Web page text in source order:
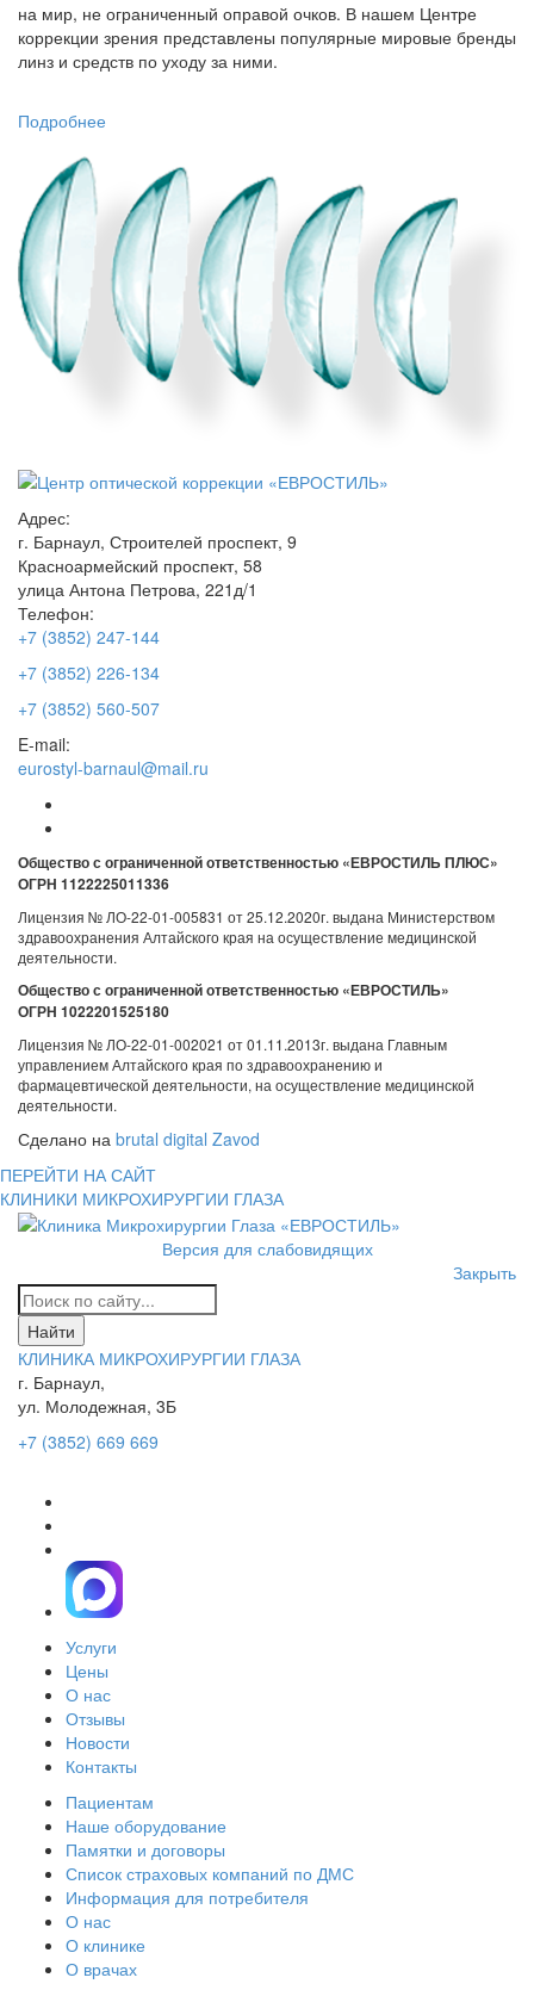
на мир, не ограниченный оправой очков. В нашем Центре
коррекции зрения представлены популярные мировые бренды
линз и средств по уходу за ними.
Подробнее
Адрес:
г. Барнаул, Строителей проспект, 9
Красноармейский проспект, 58
улица Антона Петрова, 221д/1
Телефон:
+7 (3852) 247-144
+7 (3852) 226-134
+7 (3852) 560-507
E-mail:
eurostyl-barnaul@mail.ru
Общество с ограниченной ответственностью «ЕВРОСТИЛЬ ПЛЮС»
ОГРН 1122225011336
Лицензия № ЛО-22-01-005831 от 25.12.2020г. выдана Министерством
здравоохранения Алтайского края на осуществление медицинской
деятельности.
Общество с ограниченной ответственностью «ЕВРОСТИЛЬ»
ОГРН 1022201525180
Лицензия № ЛО-22-01-002021 от 01.11.2013г. выдана Главным
управлением Алтайского края по здравоохранению и
фармацевтической деятельности, на осуществление медицинской
деятельности.
Сделано на brutal digital Zavod
ПЕРЕЙТИ НА САЙТ
КЛИНИКИ МИКРОХИРУРГИИ ГЛАЗА
Версия для слабовидящих
Закрыть
КЛИНИКА МИКРОХИРУРГИИ ГЛАЗА
г. Барнаул,
ул. Молодежная, 3Б
+7 (3852) 669 669
Услуги
Цены
О нас
Отзывы
Новости
Контакты
Пациентам
Наше оборудование
Памятки и договоры
Список страховых компаний по ДМС
Информация для потребителя
О нас
О клинике
О врачах